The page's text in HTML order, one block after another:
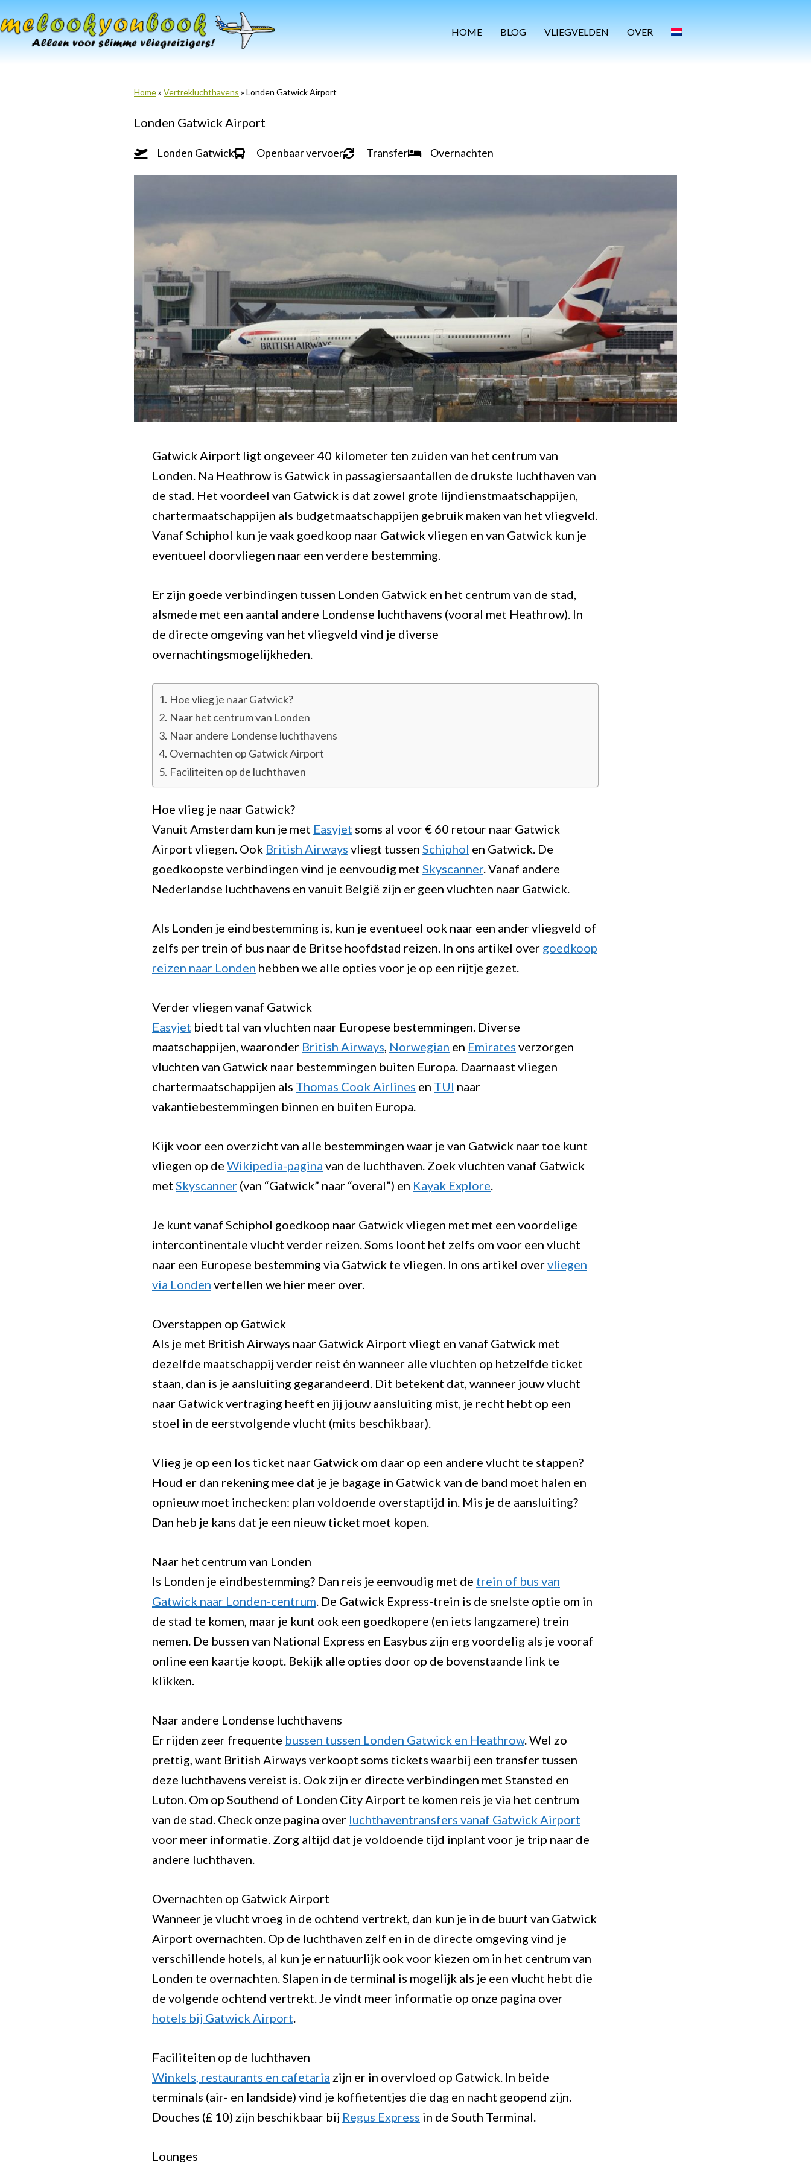
naar
HOME BLOG VLIEGVELDEN OVER
Home» Vertrekluchthavens » Londen Gatwick Airport
Londen Gatwick Airport
Londen Gatwick Openbaar vervoer Transfer Overnachten
Gatwick Airport ligt ongeveer 40 kilometer ten zuiden van het centrum van
Londen. Na Heathrow is Gatwick in passagiersaantallen de drukste luchthaven van
de stad. Het voordeel van Gatwick is dat zowel grote lijndienstmaatschappijen,
chartermaatschappijen als budgetmaatschappijen gebruik maken van het vliegveld.
Vanaf Schiphol kun je vaak goedkoop naar Gatwick vliegen en van Gatwick kun je
eventueel doorvliegen naar een verdere bestemming.
Er zijn goede verbindingen tussen Londen Gatwick en het centrum van de stad,
alsmede met een aantal andere Londense luchthavens (vooral met Heathrow). In
de directe omgeving van het vliegveld vind je diverse
overnachtingsmogelijkheden.
Hoe vlieg je naar Gatwick?
Naar het centrum van Londen
Naar andere Londense luchthavens
Overnachten op Gatwick Airport
Faciliteiten op de luchthaven
Hoe vlieg je naar Gatwick?
Vanuit Amsterdam kun je met Easyjet soms al voor € 60 retour naar Gatwick
Airport vliegen. Ook British Airways vliegt tussen Schiphol en Gatwick. De
goedkoopste verbindingen vind je eenvoudig met Skyscanner. Vanaf andere
Nederlandse luchthavens en vanuit België zijn er geen vluchten naar Gatwick.
Als Londen je eindbestemming is, kun je eventueel ook naar een ander vliegveld of
zelfs per trein of bus naar de Britse hoofdstad reizen. In ons artikel over goedkoop
reizen naar Londen hebben we alle opties voor je op een rijtje gezet.
Verder vliegen vanaf Gatwick
Easyjet biedt tal van vluchten naar Europese bestemmingen. Diverse
maatschappijen, waaronder British Airways, Norwegian en Emirates verzorgen
vluchten van Gatwick naar bestemmingen buiten Europa. Daarnaast vliegen
chartermaatschappijen als Thomas Cook Airlines en TUI naar
vakantiebestemmingen binnen en buiten Europa.
Kijk voor een overzicht van alle bestemmingen waar je van Gatwick naar toe kunt
vliegen op de Wikipedia-pagina van de luchthaven. Zoek vluchten vanaf Gatwick
met Skyscanner (van “Gatwick” naar “overal”) en Kayak Explore.
Je kunt vanaf Schiphol goedkoop naar Gatwick vliegen met met een voordelige
intercontinentale vlucht verder reizen. Soms loont het zelfs om voor een vlucht
naar een Europese bestemming via Gatwick te vliegen. In ons artikel overvliegen
via Londen vertellen we hier meer over.
Overstappen op Gatwick
Als je met British Airways naar Gatwick Airport vliegt en vanaf Gatwick met
dezelfde maatschappij verder reist én wanneer alle vluchten op hetzelfde ticket
staan, dan is je aansluiting gegarandeerd. Dit betekent dat, wanneer jouw vlucht
naar Gatwick vertraging heeft en jij jouw aansluiting mist, je recht hebt op een
stoel in de eerstvolgende vlucht (mits beschikbaar).
Vlieg je op een los ticket naar Gatwick om daar op een andere vlucht te stappen?
Houd er dan rekening mee dat je je bagage in Gatwick van de band moet halen en
opnieuw moet inchecken: plan voldoende overstaptijd in. Mis je de aansluiting?
Dan heb je kans dat je een nieuw ticket moet kopen.
Naar het centrum van Londen
Is Londen je eindbestemming? Dan reis je eenvoudig met de trein of bus van
Gatwick naar Londen-centrum. De Gatwick Express-trein is de snelste optie om in
de stad te komen, maar je kunt ook een goedkopere (en iets langzamere) trein
nemen. De bussen van National Express en Easybus zijn erg voordelig als je vooraf
online een kaartje koopt. Bekijk alle opties door op de bovenstaande link te
klikken.
Naar andere Londense luchthavens
Er rijden zeer frequente bussen tussen Londen Gatwick en Heathrow. Wel zo
prettig, want British Airways verkoopt soms tickets waarbij een transfer tussen
deze luchthavens vereist is. Ook zijn er directe verbindingen met Stansted en
Luton. Om op Southend of Londen City Airport te komen reis je via het centrum
van de stad. Check onze pagina over luchthaventransfers vanaf Gatwick Airport
voor meer informatie. Zorg altijd dat je voldoende tijd inplant voor je trip naar de
andere luchthaven.
Overnachten op Gatwick Airport
Wanneer je vlucht vroeg in de ochtend vertrekt, dan kun je in de buurt van Gatwick
Airport overnachten. Op de luchthaven zelf en in de directe omgeving vind je
verschillende hotels, al kun je er natuurlijk ook voor kiezen om in het centrum van
Londen te overnachten. Slapen in de terminal is mogelijk als je een vlucht hebt die
de volgende ochtend vertrekt. Je vindt meer informatie op onze pagina over
hotels bij Gatwick Airport.
Faciliteiten op de luchthaven
Winkels, restaurants en cafetaria zijn er in overvloed op Gatwick. In beide
terminals (air- en landside) vind je koffietentjes die dag en nacht geopend zijn.
Douches (£ 10) zijn beschikbaar bij Regus Express in de South Terminal.
Lounges